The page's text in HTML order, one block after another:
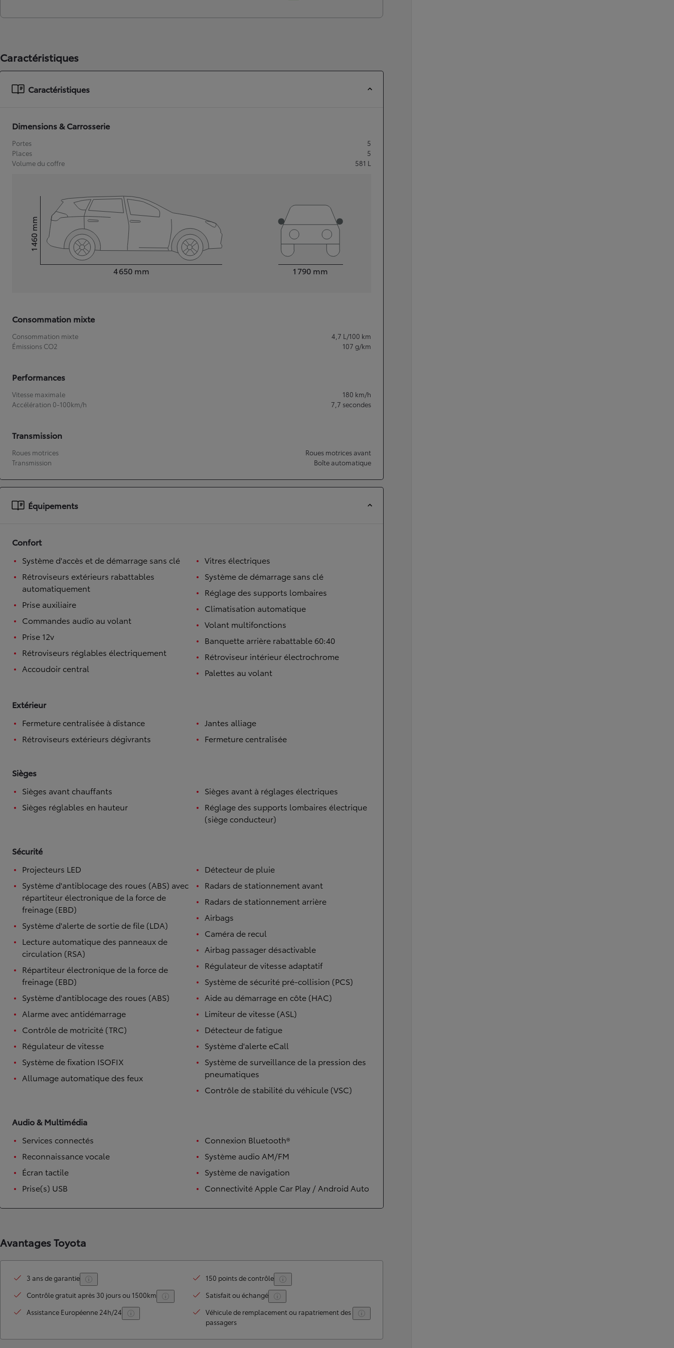
À partir de 19 700 €
Nouvelle Yaris Cross
HYBRIDE
TOYOTA C-HR
Disponible rapidement
Caractéristiques
Caractéristiques
Dimensions & Carrosserie
Portes
5
Places
5
Volume du coffre
581 L
4 650 mm
Hauteur1 460
mm
1 790 mm
Consommation mixte
Consommation mixte 4,7 L/100 km
Émissions CO2
107 g/km
Performances
Vitesse maximale 180 km/h
Accélération 0-100km/h
7,7 secondes
Transmission
Roues motrices
Roues motrices avant
Transmission
Boîte automatique
Équipements
Confort
Système d'accès et de démarrage sans clé
Rétroviseurs extérieurs rabattables
automatiquement
Prise auxiliaire
Commandes audio au volant
Prise 12v
Rétroviseurs réglables électriquement
Accoudoir central
Vitres électriques
Système de démarrage sans clé
Réglage des supports lombaires
Climatisation automatique
Volant multifonctions
Banquette arrière rabattable 60:40
Rétroviseur intérieur électrochrome
Palettes au volant
Extérieur
Fermeture centralisée à distance
Rétroviseurs extérieurs dégivrants
Jantes alliage
Fermeture centralisée
Sièges
Sièges avant chauffants
Sièges réglables en hauteur
Sièges avant à réglages électriques
Réglage des supports lombaires électrique
(siège conducteur)
Sécurité
Projecteurs LED
Système d'antiblocage des roues (ABS) avec
répartiteur électronique de la force de
freinage (EBD)
Système d'alerte de sortie de file (LDA)
Lecture automatique des panneaux de
circulation (RSA)
Répartiteur électronique de la force de
freinage (EBD)
Système d'antiblocage des roues (ABS)
Alarme avec antidémarrage
Contrôle de motricité (TRC)
Régulateur de vitesse
Système de fixation ISOFIX
Allumage automatique des feux
Détecteur de pluie
Radars de stationnement avant
Radars de stationnement arrière
Airbags
Caméra de recul
Airbag passager désactivable
Régulateur de vitesse adaptatif
Système de sécurité pré-collision (PCS)
Aide au démarrage en côte (HAC)
Limiteur de vitesse (ASL)
Détecteur de fatigue
Système d'alerte eCall
Système de surveillance de la pression des
pneumatiques
Contrôle de stabilité du véhicule (VSC)
Audio & Multimédia
Services connectés
Reconnaissance vocale
Écran tactile
Prise(s) USB
Connexion Bluetooth®
Système audio AM/FM
Système de navigation
Connectivité Apple Car Play / Android Auto
Avantages Toyota
3 ans de garantie
150 points de contrôle
Contrôle gratuit après 30 jours ou 1500km
Satisfait ou échangé
Assistance Européenne 24h/24
Véhicule de remplacement ou rapatriement des
passagers